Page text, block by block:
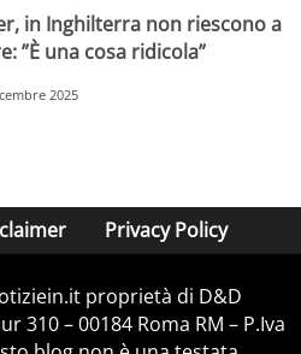
in Inghilterra non riescono a
”È una cosa ridicola”
2025
Privacy Policy
proprietà di D&D
310 – 00184 Roma RM – P.Iva